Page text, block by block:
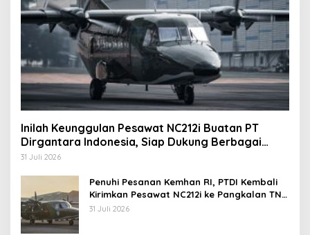
Inilah Keunggulan Pesawat NC212i Buatan PT
Dirgantara Indonesia, Siap Dukung Berbagai
Operasi TNI
31 Juli 2026
Penuhi Pesanan Kemhan RI, PTDI Kembali
Kirimkan Pesawat NC212i ke Pangkalan TNI
AU
31 Juli 2026